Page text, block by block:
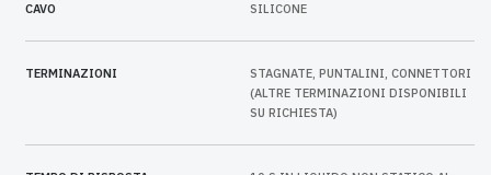
CAVO SILICONE
TERMINAZIONI
STAGNATE, PUNTALINI, CONNETTORI
(ALTRE TERMINAZIONI DISPONIBILI
SU RICHIESTA)